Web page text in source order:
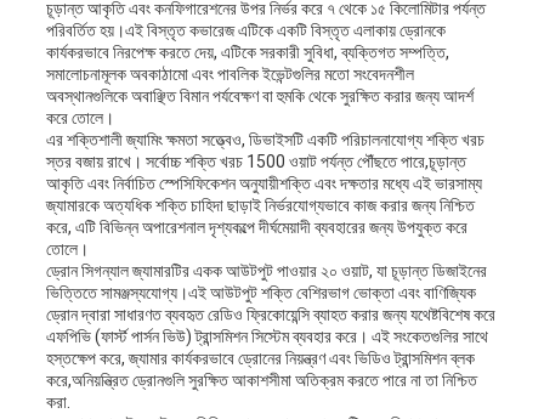
চূড়ান্ত আকৃতি এবং কনফিগারেশনের উপর নির্ভর করে ৭ থেকে ১৫ কিলোমিটার পর্যন্ত
পরিবর্তিত হয়।এই বিস্তৃত কভারেজ এটিকে একটি বিস্তৃত এলাকায় ড্রোনকে
কার্যকরভাবে নিরপেক্ষ করতে দেয়, এটিকে সরকারী সুবিধা, ব্যক্তিগত সম্পত্তি,
সমালোচনামূলক অবকাঠামো এবং পাবলিক ইভেন্টগুলির মতো সংবেদনশীল
অবস্থানগুলিকে অবাঞ্ছিত বিমান পর্যবেক্ষণ বা হুমকি থেকে সুরক্ষিত করার জন্য আদর্শ
করে তোলে।
এর শক্তিশালী জ্যামিং ক্ষমতা সত্ত্বেও, ডিভাইসটি একটি পরিচালনাযোগ্য শক্তি খরচ
স্তর বজায় রাখে। সর্বোচ্চ শক্তি খরচ 1500 ওয়াট পর্যন্ত পৌঁছতে পারে,চূড়ান্ত
আকৃতি এবং নির্বাচিত স্পেসিফিকেশন অনুযায়ীশক্তি এবং দক্ষতার মধ্যে এই ভারসাম্য
জ্যামারকে অত্যধিক শক্তি চাহিদা ছাড়াই নির্ভরযোগ্যভাবে কাজ করার জন্য নিশ্চিত
করে, এটি বিভিন্ন অপারেশনাল দৃশ্যকল্পে দীর্ঘমেয়াদী ব্যবহারের জন্য উপযুক্ত করে
তোলে।
ড্রোন সিগন্যাল জ্যামারটির একক আউটপুট পাওয়ার ২০ ওয়াট, যা চূড়ান্ত ডিজাইনের
ভিত্তিতে সামঞ্জস্যযোগ্য।এই আউটপুট শক্তি বেশিরভাগ ভোক্তা এবং বাণিজ্যিক
ড্রোন দ্বারা সাধারণত ব্যবহৃত রেডিও ফ্রিকোয়েন্সি ব্যাহত করার জন্য যথেষ্টবিশেষ করে
এফপিভি (ফার্স্ট পার্সন ভিউ) ট্রান্সমিশন সিস্টেম ব্যবহার করে। এই সংকেতগুলির সাথে
হস্তক্ষেপ করে, জ্যামার কার্যকরভাবে ড্রোনের নিয়ন্ত্রণ এবং ভিডিও ট্রান্সমিশন ব্লক
করে,অনিয়ন্ত্রিত ড্রোনগুলি সুরক্ষিত আকাশসীমা অতিক্রম করতে পারে না তা নিশ্চিত
করা.